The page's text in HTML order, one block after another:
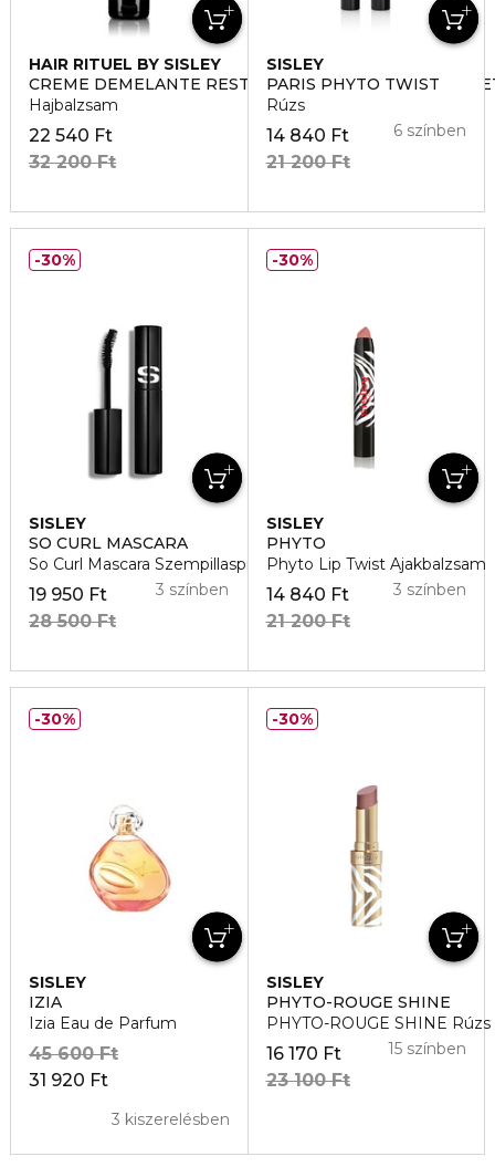
HAIR RITUEL BY SISLEY
CREME DEMELANTE RESTRUCTURANTE
Hajbalzsam
22 540 Ft
32 200 Ft
SISLEY
PARIS PHYTO TWIST
Rúzs
14 840 Ft
21 200 Ft
6 színben
SISLEY
SO CURL MASCARA
So Curl Mascara Szempillaspirál
19 950 Ft
28 500 Ft
3 színben
30%
SISLEY
PHYTO
Phyto Lip Twist Ajakbalzsam
14 840 Ft
21 200 Ft
3 színben
30%
SISLEY
IZIA
Izia Eau de Parfum
31 920 Ft
45 600 Ft
3 kiszerelésben
30%
SISLEY
PHYTO-ROUGE SHINE
PHYTO-ROUGE SHINE Rúzs
16 170 Ft
23 100 Ft
15 színben
30%